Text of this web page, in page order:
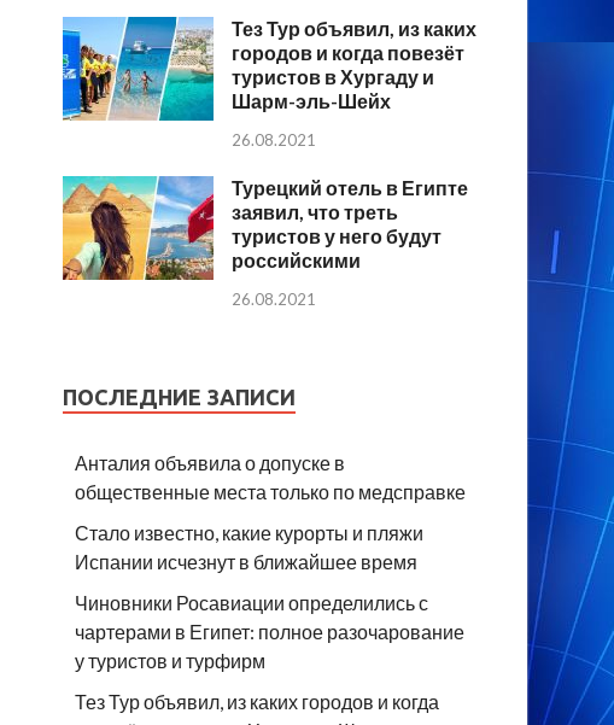
Тез Тур объявил, из каких
городов и когда повезёт
туристов в Хургаду и
Шарм-эль-Шейх
26.08.2021
Турецкий отель в Египте
заявил, что треть
туристов у него будут
российскими
26.08.2021
ПОСЛЕДНИЕ ЗАПИСИ
Анталия объявила о допуске в
общественные места только по медсправке
Стало известно, какие курорты и пляжи
Испании исчезнут в ближайшее время
Чиновники Росавиации определились с
чартерами в Египет: полное разочарование
у туристов и турфирм
Тез Тур объявил, из каких городов и когда